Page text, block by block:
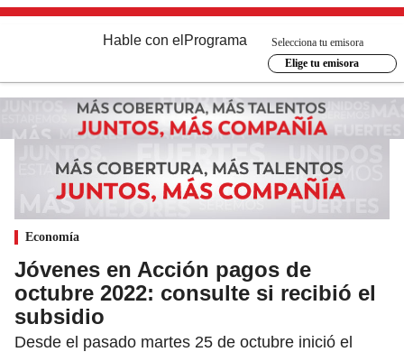
Hable con el Programa
Selecciona tu emisora
Elige tu emisora
Economía
Jóvenes en Acción pagos de
octubre 2022: consulte si recibió el
subsidio
Desde el pasado martes 25 de octubre inició el